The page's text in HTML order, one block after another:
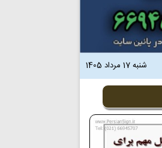
شنبه 17 مرداد 1405